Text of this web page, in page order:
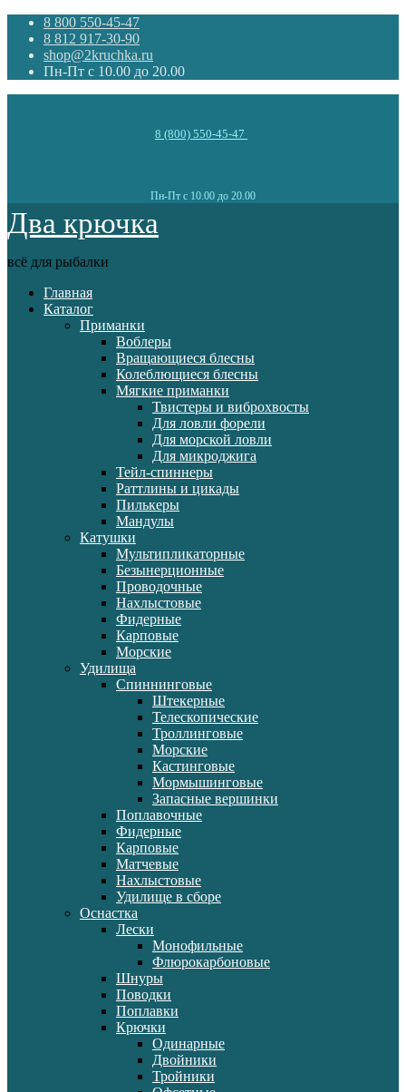
8 800 550-45-47
8 812 917-30-90
shop@2kruchka.ru
Пн-Пт с 10.00 до 20.00
8 (800) 550-45-47
Пн-Пт с 10.00 до 20.00
Два крючка
всё для рыбалки
Главная
Каталог
Приманки
Воблеры
Вращающиеся блесны
Колеблющиеся блесны
Мягкие приманки
Твистеры и виброхвосты
Для ловли форели
Для морской ловли
Для микроджига
Тейл-спиннеры
Раттлины и цикады
Пилькеры
Мандулы
Катушки
Мультипликаторные
Безынерционные
Проводочные
Нахлыстовые
Фидерные
Карповые
Морские
Удилища
Спиннинговые
Штекерные
Телескопические
Троллинговые
Морские
Кастинговые
Мормышинговые
Запасные вершинки
Поплавочные
Фидерные
Карповые
Матчевые
Нахлыстовые
Удилище в сборе
Оснастка
Лески
Монофильные
Флюрокарбоновые
Шнуры
Поводки
Поплавки
Крючки
Одинарные
Двойники
Тройники